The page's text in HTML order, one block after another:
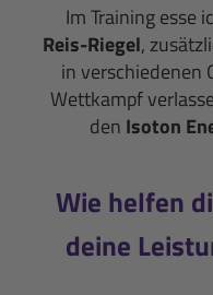
Im Training esse
Reis-Riegel,
in verschiedenen
Wettkampf
den Isoton
Wie helfen
deine